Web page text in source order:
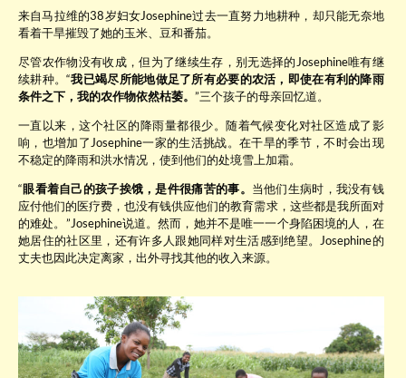
来自马拉维的38岁妇女Josephine过去一直努力地耕种，却只能无奈地
看着干旱摧毁了她的玉米、豆和番茄。
尽管农作物没有收成，但为了继续生存，别无选择的Josephine唯有继
续耕种。“我已竭尽所能地做足了所有必要的农活，即使在有利的降雨
条件之下，我的农作物依然枯萎。 ”三个孩子的母亲回忆道。
一直以来，这个社区的降雨量都很少。随着气候变化对社区造成了影
响，也增加了Josephine一家的生活挑战。在干旱的季节，不时会出现
不稳定的降雨和洪水情况，使到他们的处境雪上加霜。
“眼看着自己的孩子挨饿，是件很痛苦的事。 当他们生病时，我没有钱
应付他们的医疗费，也没有钱供应他们的教育需求，这些都是我所面对
的难处。”Josephine说道。然而，她并不是唯一一个身陷困境的人，在
她居住的社区里，还有许多人跟她同样对生活感到绝望。Josephine的
丈夫也因此决定离家，出外寻找其他的收入来源。